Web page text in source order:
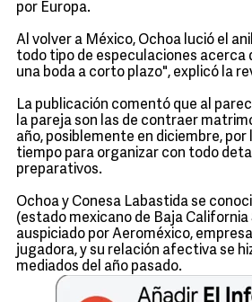
por Europa.
Al volver a México, Ochoa lució el
todo tipo de especulaciones acerca
una boda a corto plazo", explicó la
La publicación comentó que al
la pareja son las de contraer
año, posiblemente en diciembre,
tiempo para organizar con todo
preparativos.
Ochoa y Conesa Labastida se
(estado mexicano de Baja
auspiciado por Aeroméxico,
jugadora, y su relación afectiva se
mediados del año pasado.